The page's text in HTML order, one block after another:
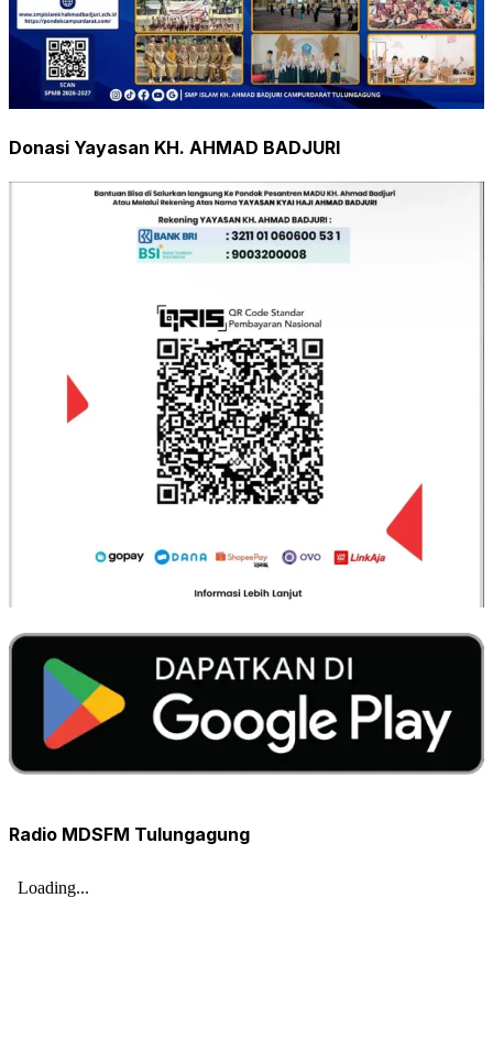
Donasi Yayasan KH. AHMAD BADJURI
Radio MDSFM Tulungagung